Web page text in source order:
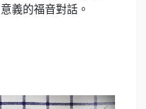
義的福音對話。